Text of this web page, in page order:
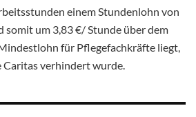
einem Stundenlohn von
somit um 3,83 €/ Stunde über dem
für Pflegefachkräfte liegt,
Caritas verhindert wurde.